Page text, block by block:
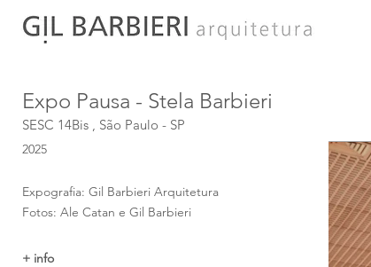
Fotos: Ale Catan e Gil Barbieri
2025
SESC 14Bis , São Paulo - SP
Expo Pausa - Stela Barbieri
Expografia: Gil Barbieri Arquitetura
+ info